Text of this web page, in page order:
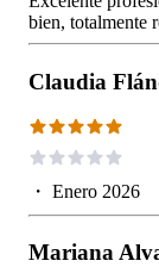
bien, totalmente
Claudia
・ Enero 2026
Mariana